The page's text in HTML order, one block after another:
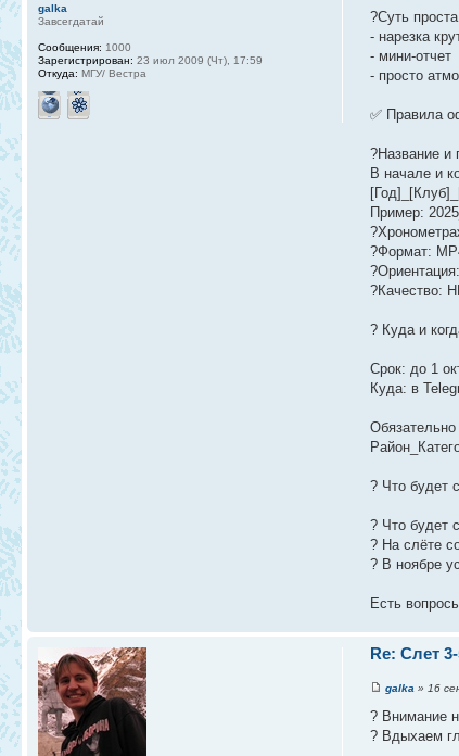
?Суть
- нарезка
- мини-отчет
- просто
✅ Правила
?Название и
В начале и
Пример:
?Формат:
?Качество:
? Куда и
Срок: до 1
Куда: в
? Что будет
? Что будет
?️ На слёте
?️ В ноябре
Есть
galka
Завсегдатай
Сообщения: 1000
Зарегистрирован: 23 июл 2009 (Чт), 17:59
Откуда: МГУ/ Вестра
Re: Слет
galka » 16
? Внимание
? Вдыхаем